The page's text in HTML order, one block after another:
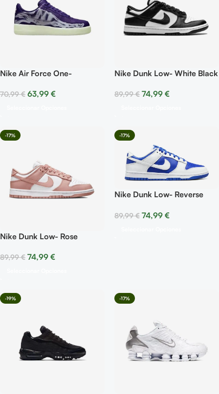
Nike Air Force One-
70,99€ 63,99 €
Nike Dunk Low- White Black
89,99€ 74,99 €
-17%
Nike Dunk Low- Rose
89,99€ 74,99 €
-17%
Nike Dunk Low- Reverse
89,99€ 74,99 €
-19% -17%